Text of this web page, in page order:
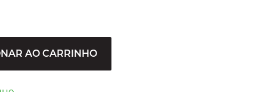
AO CARRINHO